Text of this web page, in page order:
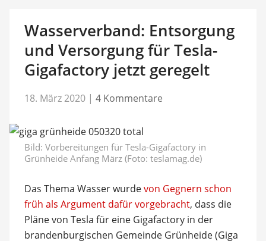
Wasserverband: Entsorgung
und Versorgung für Tesla-
Gigafactory jetzt geregelt
18. März 2020 | 4 Kommentare
Bild: Vorbereitungen für Tesla-Gigafactory in
Grünheide Anfang März (Foto: teslamag.de)
Das Thema Wasser wurdevon Gegnern schon
früh als Argument dafür vorgebracht, dass die
Pläne von Tesla für eine Gigafactory in der
brandenburgischen Gemeinde Grünheide (Giga